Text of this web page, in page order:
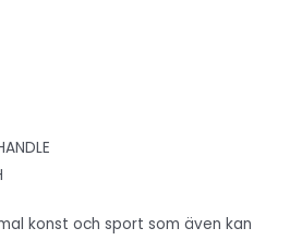
konst och sport som även kan